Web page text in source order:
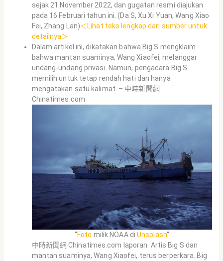
sejak 21 November 2022, dan gugatan resmi diajukan
pada 16 Februari tahun ini. (Da S, Xu Xi Yuan, Wang Xiao
Fei, Zhang Lan)＜Lihat teks lengkap dari sumber untuk
detailnya＞
Dalam artikel ini, dikatakan bahwa Big S mengklaim
bahwa mantan suaminya, Wang Xiaofei, melanggar
undang-undang privasi. Namun, pengacara Big S
memilih untuk tetap rendah hati dan hanya
mengatakan satu kalimat. – 中時新聞網
Chinatimes.com
“Foto milik NOAA diUnsplash“
中時新聞網 Chinatimes.com laporan: Artis Big S dan
mantan suaminya, Wang Xiaofei, terus berperkara. Big